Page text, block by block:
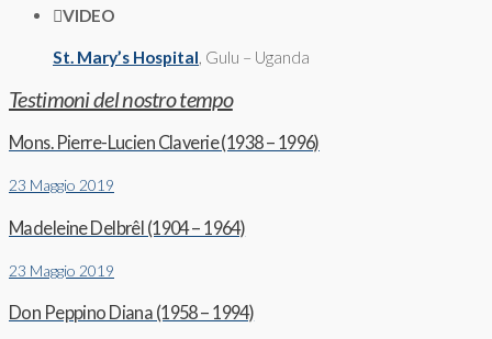
VIDEO
St. Mary’s Hospital, Gulu – Uganda
Testimoni del nostro tempo
Mons. Pierre-Lucien Claverie (1938 – 1996)
23 Maggio 2019
Madeleine Delbrêl (1904 – 1964)
23 Maggio 2019
Don Peppino Diana (1958 – 1994)